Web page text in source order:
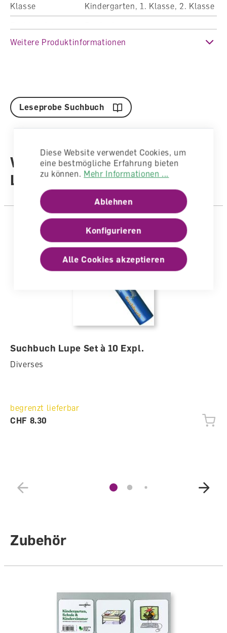
Suchspiel für Schülerinnen und Schüler zur
Verfügung. Das browserbasierte Suchspiel ersetzt
die Inhalte der alten CD-ROM.
Klasse
Kindergarten, 1. Klasse, 2. Klasse
Auflage
1. Auflage 2023
Anzahl Seiten
84
Weitere Produktinformationen
Leseprobe Suchbuch
Weitere Produkte aus dem
Lehrwerk
Suchbuch Lupe Set à 10 Expl.
Diverses
begrenzt lieferbar
CHF 8.30
Zubehör
Diese Website verwendet Cookies, um
eine bestmögliche Erfahrung bieten
zu können. Mehr Informationen ...
Ablehnen
Konfigurieren
Alle Cookies akzeptieren